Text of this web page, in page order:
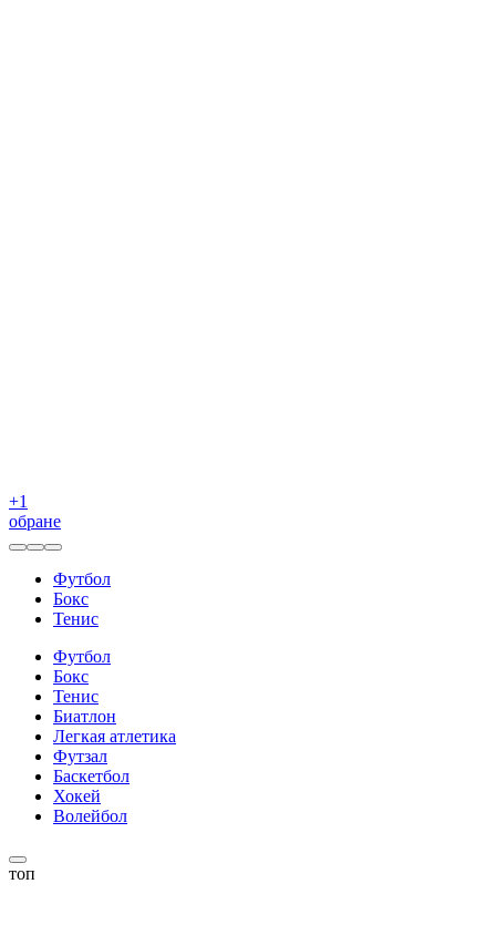
+1
обране
Футбол
Бокс
Тенис
Футбол
Бокс
Тенис
Биатлон
Легкая атлетика
Футзал
Баскетбол
Хокей
Волейбол
топ